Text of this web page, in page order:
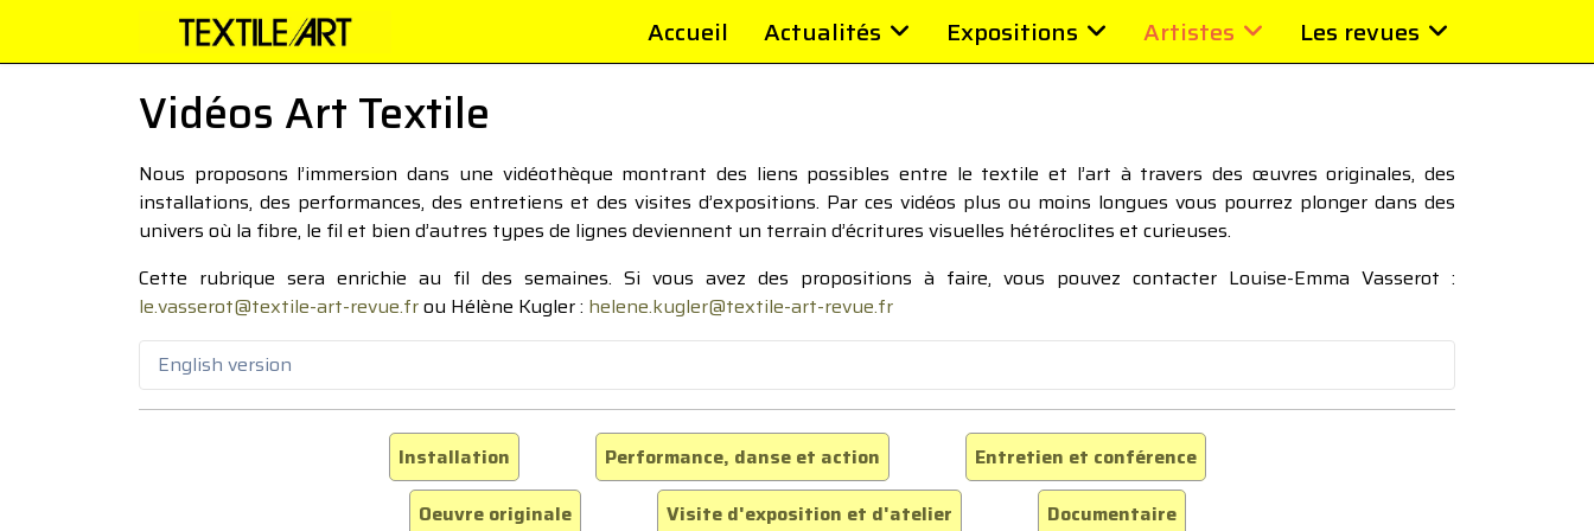
Accueil Actualités Expositions Artistes Les revues
Vidéos Art Textile
Nous proposons l’immersion dans une vidéothèque montrant des liens possibles entre le textile et l’art à travers des œuvres originales, des
installations, des performances, des entretiens et des visites d’expositions. Par ces vidéos plus ou moins longues vous pourrez plonger dans des
univers où la fibre, le fil et bien d’autres types de lignes deviennent un terrain d’écritures visuelles hétéroclites et curieuses.
Cette rubrique sera enrichie au fil des semaines. Si vous avez des propositions à faire, vous pouvez contacter Louise-Emma Vasserot :
le.vasserot@textile-art-revue.frou Hélène Kugler : helene.kugler@textile-art-revue.fr
English version
Installation Performance, danse et action
Entretien et conférence
Oeuvre originale
Visite d'exposition et d'atelier Documentaire